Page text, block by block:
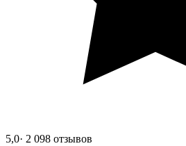
5,0· 2 098 отзывов